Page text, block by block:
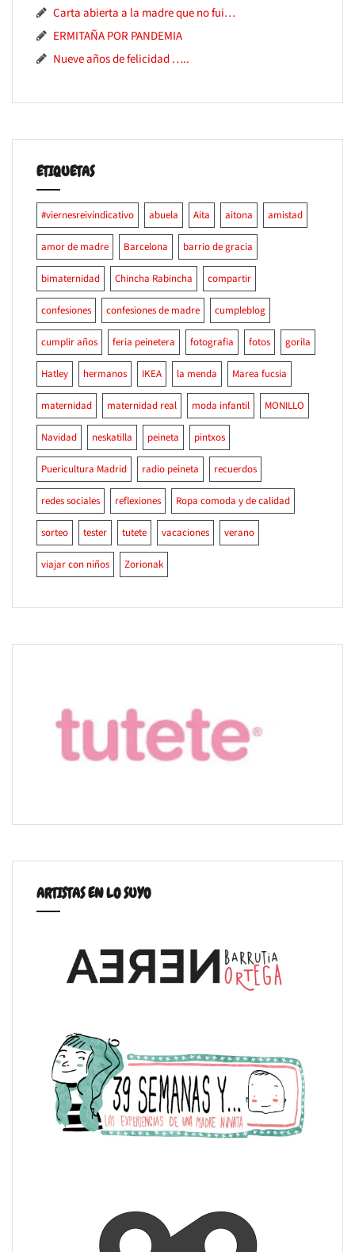
Carta abierta a la madre que no fui…
ERMITAÑA POR PANDEMIA
Nueve años de felicidad …..
ETIQUETAS
#viernesreivindicativo abuela Aita aitona amistad
amor de madre Barcelona barrio de gracia
bimaternidad Chincha Rabincha compartir
confesiones confesiones de madre cumpleblog
cumplir años feria peinetera fotografia fotos gorila
Hatley hermanos IKEA la menda Marea fucsia
maternidad maternidad real moda infantil MONILLO
Navidad neskatilla peineta pintxos
Puericultura Madrid radio peineta recuerdos
redes sociales reflexiones Ropa comoda y de calidad
sorteo tester tutete vacaciones verano
viajar con niños Zorionak
ARTISTAS EN LO SUYO